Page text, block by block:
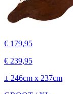
€ 179,95
€ 239,95
± 246cm x 237cm